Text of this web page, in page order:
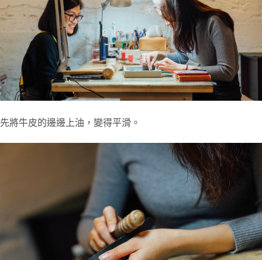
先將牛皮的邊邊上油，變得平滑。